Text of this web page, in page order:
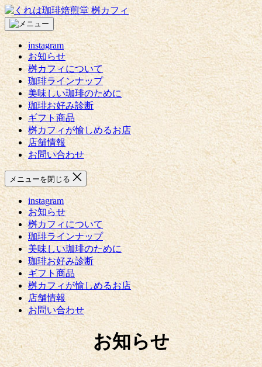
コ
ン
テ
ン
ツ
へ
ス
キ
ッ
プ
く
れ
は
珈
琲
焙
煎
堂
桝
フ
ィ
instagram
お知らせ
桝カフィについて
珈琲ラインナップ
美味しい珈琲のために
珈琲お好み診断
ギフト商品
桝カフィが愉しめるお店
店舗情報
お問い合わせ
メニューを閉じる
instagram
お知らせ
桝カフィについて
珈琲ラインナップ
美味しい珈琲のために
珈琲お好み診断
ギフト商品
桝カフィが愉しめるお店
店舗情報
お問い合わせ
お知らせ